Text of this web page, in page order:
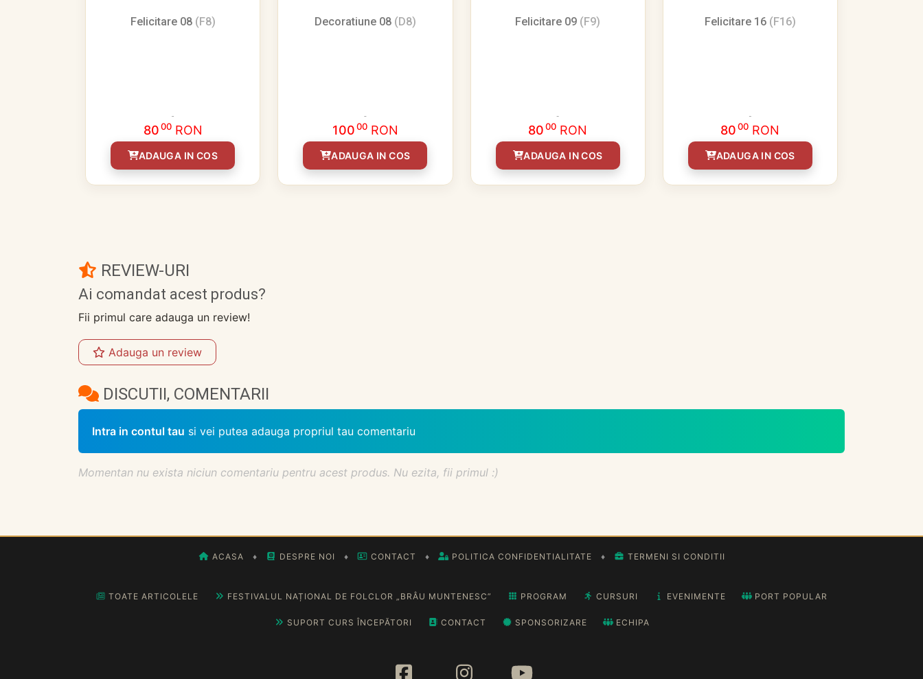
Felicitare 08 (F8)
8000 RON
ADAUGA IN COS
Decoratiune 08 (D8)
10000 RON
ADAUGA IN COS
Felicitare 09 (F9)
8000 RON
ADAUGA IN COS
Felicitare 16 (F16)
80 00 RON
ADAUGA IN COS
REVIEW-URI
Ai comandat acest produs?
Fii primul care adauga un review!
Adauga un review
DISCUTII, COMENTARII
Intra in contul tau si vei putea adauga propriul tau comentariu
Momentan nu exista niciun comentariu pentru acest produs. Nu ezita, fii primul :)
ACASA ♦ DESPRE NOI ♦ CONTACT ♦ POLITICA CONFIDENTIALITATE ♦ TERMENI SI CONDITII
TOATE ARTICOLELE FESTIVALUL NAȚIONAL DE FOLCLOR „BRÂU MUNTENESC” PROGRAM CURSURI EVENIMENTE PORT POPULAR
SUPORT CURS ÎNCEPĂTORI CONTACT SPONSORIZARE ECHIPA